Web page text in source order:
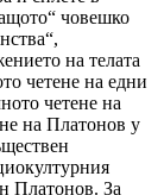
човешко
на телата
четене на едни
четене на
на Платонов у
Платонов. За